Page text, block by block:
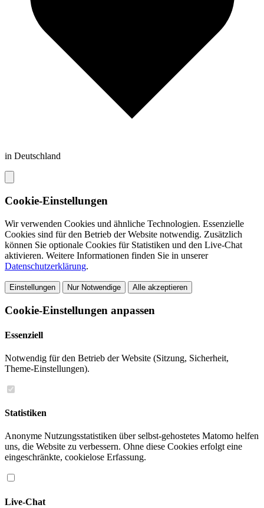
in Deutschland
Cookie-Einstellungen
Wir verwenden Cookies und ähnliche Technologien. Essenzielle
Cookies sind für den Betrieb der Website notwendig. Zusätzlich
können Sie optionale Cookies für Statistiken und den Live-Chat
aktivieren. Weitere Informationen finden Sie in unserer
Datenschutzerklärung.
Einstellungen Nur Notwendige Alle akzeptieren
Cookie-Einstellungen anpassen
Essenziell
Notwendig für den Betrieb der Website (Sitzung, Sicherheit,
Theme-Einstellungen).
Statistiken
Anonyme Nutzungsstatistiken über selbst-gehostetes Matomo helfen
uns, die Website zu verbessern. Ohne diese Cookies erfolgt eine
eingeschränkte, cookielose Erfassung.
Live-Chat